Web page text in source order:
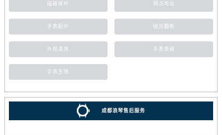
磕碰摔坏 网点地址
手表配件 抛光翻新
外观清洗 手表受磁
手表生锈
成都浪琴售后服务